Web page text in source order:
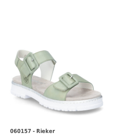
060157 - Rieker